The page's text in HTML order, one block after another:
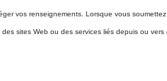
vos renseignements. Lorsque vous
sites Web ou des services liés depuis ou